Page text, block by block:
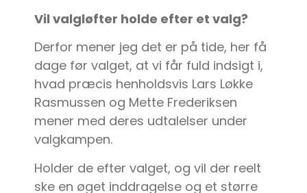
Vil valgløfter holde efter et valg?
Derfor mener jeg det er på tide, her få
dage før valget, at vi får fuld indsigt i,
hvad præcis henholdsvis Lars Løkke
Rasmussen og Mette Frederiksen
mener med deres udtalelser under
valgkampen.
Holder de efter valget, og vil der reelt
ske en øget inddragelse og et større